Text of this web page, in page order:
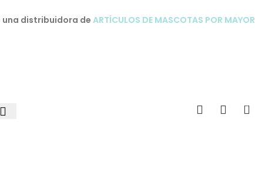
una distribuidora de ARTÍCULOS DE MASCOTAS POR MAYOR
0